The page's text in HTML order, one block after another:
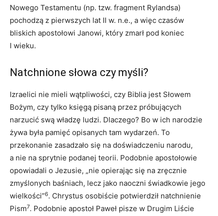
Nowego Testamentu (np. tzw. fragment Rylandsa)
pochodzą z pierwszych lat II w. n.e., a więc czasów
bliskich apostołowi Janowi, który zmarł pod koniec
I wieku.
Natchnione słowa czy myśli?
Izraelici nie mieli wątpliwości, czy Biblia jest Słowem
Bożym, czy tylko księgą pisaną przez próbujących
narzucić swą władzę ludzi. Dlaczego? Bo w ich narodzie
żywa była pamięć opisanych tam wydarzeń. To
przekonanie zasadzało się na doświadczeniu narodu,
a nie na sprytnie podanej teorii. Podobnie apostołowie
opowiadali o Jezusie, „nie opierając się na zręcznie
zmyślonych baśniach, lecz jako naoczni świadkowie jego
wielkości”6. Chrystus osobiście potwierdził natchnienie
Pism7. Podobnie apostoł Paweł pisze w Drugim Liście